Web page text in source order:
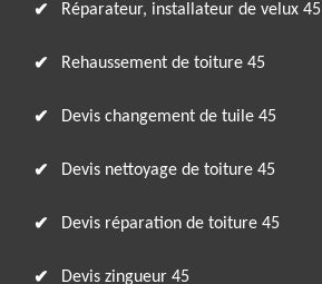
Réparateur, installateur de velux 45
Rehaussement de toiture 45
Devis changement de tuile 45
Devis nettoyage de toiture 45
Devis réparation de toiture 45
Devis zingueur 45